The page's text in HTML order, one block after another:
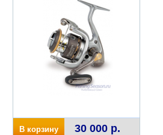
В корзину 30 000 р.